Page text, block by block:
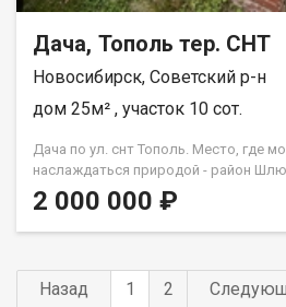
Дача, Тополь тер. СНТ
Новосибирск, Советский р-н
дом 25м² , участок 10 сот.
Дача по ул. снт Тополь. Место, где
наслаждаться природой - район
участок 10 соток, домик 20 кв.м. из
вложений. Имеется еще домик,
блок. Электричество круглый год,
малина, много ягоды, цветы, две
живут круглый год. Оставим хоз.
2 000 000 ₽
Назад 1 2